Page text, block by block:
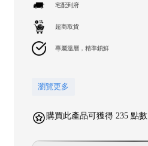
宅配到府
超商取貨
專屬溫層，精準鎖鮮
瀏覽更多
購買此產品可獲得 235 點數